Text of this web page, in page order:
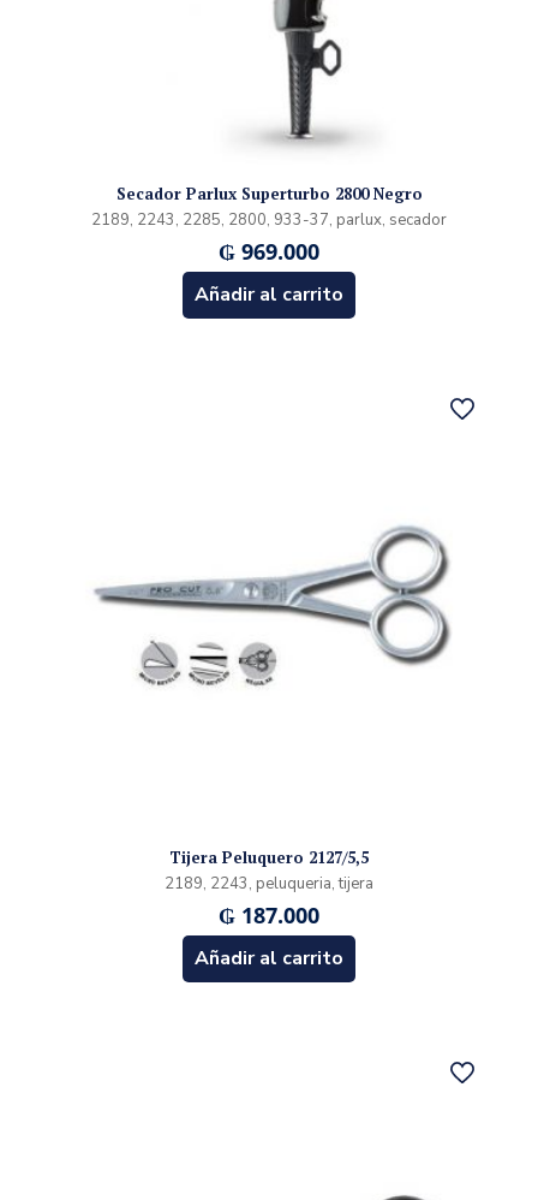
Secador Parlux Superturbo 2800 Negro
2189, 2243, 2285, 2800, 933-37, parlux, secador
₲ 969.000
Añadir al carrito
Tijera Peluquero 2127/5,5
2189, 2243, peluqueria, tijera
₲ 187.000
Añadir al carrito